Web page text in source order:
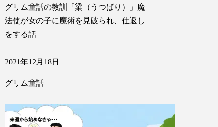
グリム童話の教訓「梁（うつばり）」魔
法使が女の子に魔術を見破られ、仕返し
をする話
2021年12月18日
グリム童話